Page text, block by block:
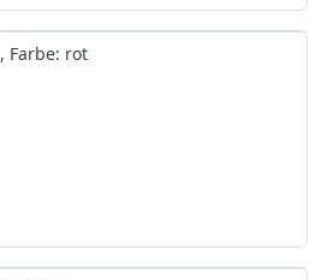
Farbe: rot